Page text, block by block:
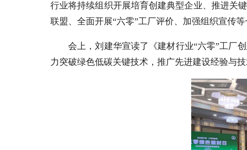
行业将持续组织开展培育创建典型企业、推进关
联盟、全面开展“六零”工厂评价、加强组织宣传
会上，刘建华宣读了《建材行业“六零”工厂
力突破绿色低碳关键技术，推广先进建设经验与